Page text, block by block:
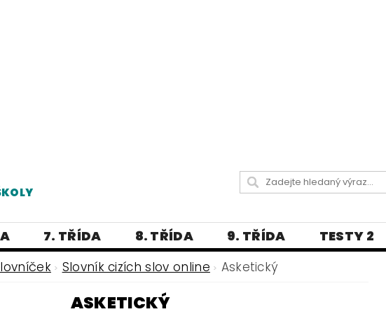
7. TŘÍDA 8. TŘÍDA 9. TŘÍDA TESTY 2
LISTY LITERATURA JAZYKOVĚDNÝ
Slovník cizích slov online Asketický
ASKETICKÝ